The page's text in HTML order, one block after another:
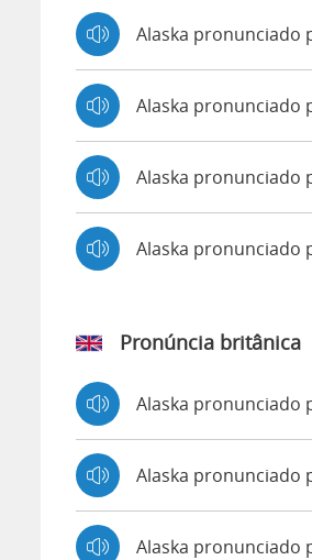
Alaska pronunciado
Alaska pronunciado
Alaska pronunciado
Alaska pronunciado
Pronúncia britânica
Alaska pronunciado
Alaska pronunciado
Alaska pronunciado